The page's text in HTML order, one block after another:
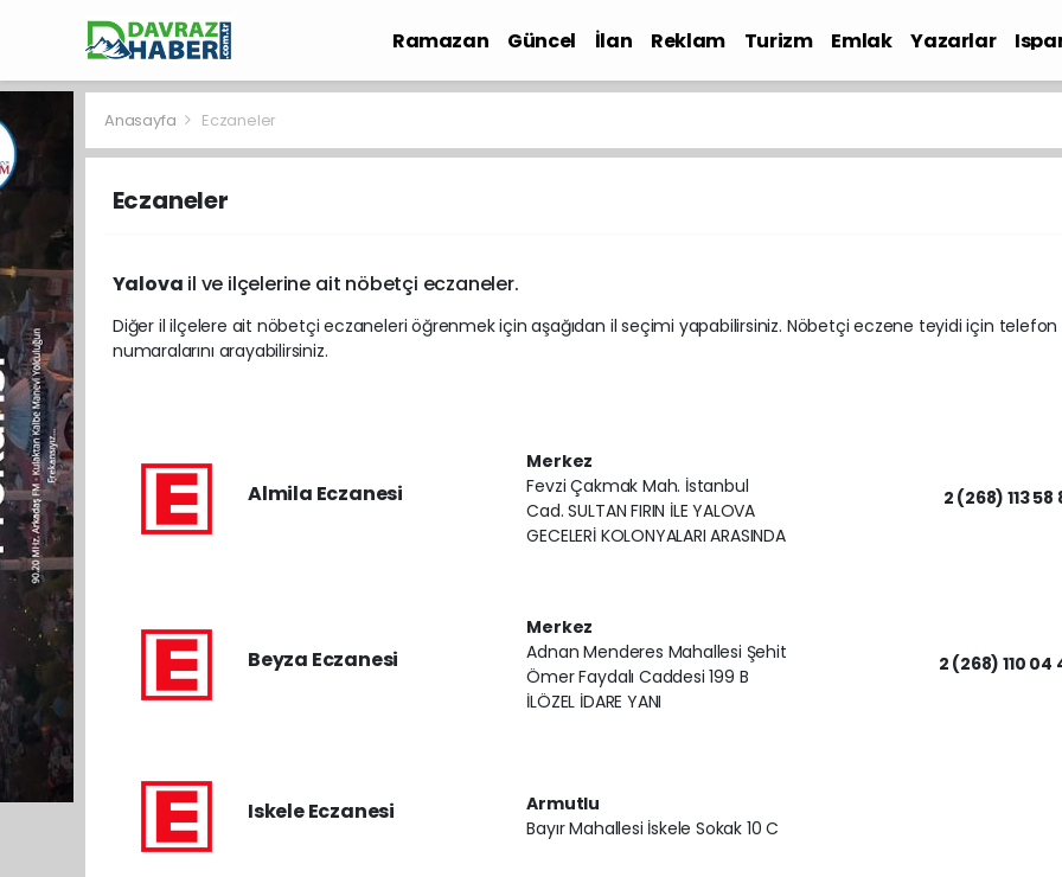
Ramazan Güncel İlan Reklam Turizm Emlak Yazarlar
Anasayfa Eczaneler
Eczaneler
Yalova il ve ilçelerine ait nöbetçi eczaneler.
Diğer il ilçelere ait nöbetçi eczaneleri öğrenmek için aşağıdan il seçimi yapabilirsiniz. Nöbetçi eczene teyidi için telefon
numaralarını arayabilirsiniz.
Almila Eczanesi
Merkez
Fevzi Çakmak Mah. İstanbul
Cad. SULTAN FIRIN İLE YALOVA
GECELERİ KOLONYALARI ARASINDA
2 (268) 113 58
Beyza Eczanesi
Merkez
Adnan Menderes Mahallesi Şehit
Ömer Faydalı Caddesi 199 B
İLÖZEL İDARE YANI
2 (268) 110 04
Iskele Eczanesi
Armutlu
Bayır Mahallesi İskele Sokak 10 C